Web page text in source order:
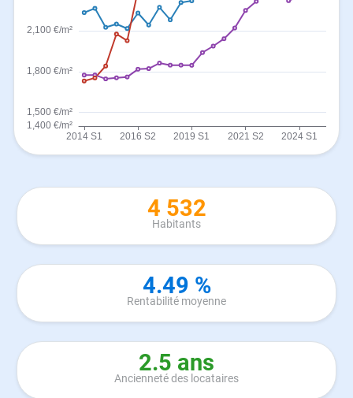
4 532
Habitants
4.49 %
Rentabilité moyenne
2.5 ans
Ancienneté des locataires